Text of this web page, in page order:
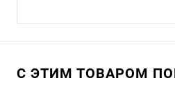
С ЭТИМ ТОВАРОМ